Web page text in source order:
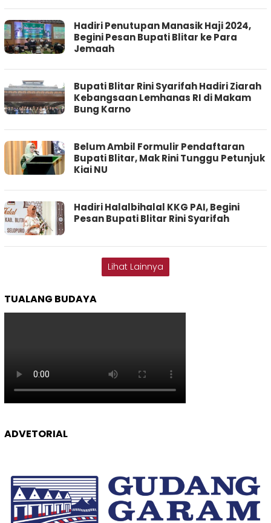
Hadiri Penutupan Manasik Haji 2024,
Begini Pesan Bupati Blitar ke Para
Jemaah
Bupati Blitar Rini Syarifah Hadiri Ziarah
Kebangsaan Lemhanas RI di Makam
Bung Karno
Belum Ambil Formulir Pendaftaran
Bupati Blitar, Mak Rini Tunggu Petunjuk
Kiai NU
Hadiri Halalbihalal KKG PAI, Begini
Pesan Bupati Blitar Rini Syarifah
Lihat Lainnya
TUALANG BUDAYA
ADVETORIAL